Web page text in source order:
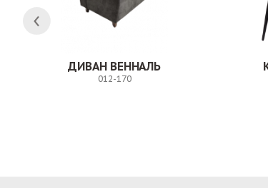
ДИВАН ВЕННАЛЬ
012-170